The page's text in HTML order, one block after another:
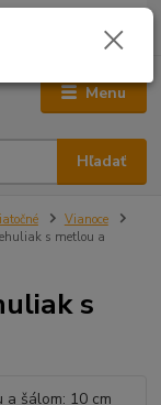
Menu
Hľadať
0,00 €
Vianoce
s metlou a
s